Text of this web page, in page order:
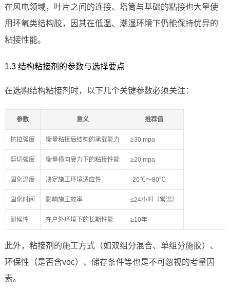
在风电领域，叶片之间的连接、塔筒与基础的粘接也大量使
用环氧类结构胶，因其在低温、潮湿环境下仍能保持优异的
粘接性能。
1.3 结构粘接剂的参数与选择要点
在选购结构粘接剂时，以下几个关键参数必须关注：
参数 意义 推荐值
抗拉强度 衡量粘接后结构的承载能力 ≥30 mpa
剪切强度 衡量横向受力下的粘接性能 ≥20 mpa
固化温度 决定施工环境适应性 -20℃～80℃
固化时间 影响施工效率 ≤24小时（常温）
耐候性 在户外环境下的长期性能 ≥10年
此外，粘接剂的施工方式（如双组分混合、单组分施胶）、
环保性（是否含voc）、储存条件等也是不可忽视的考量因
素。